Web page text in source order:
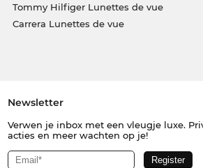
Tommy Hilfiger Lunettes de vue
Carrera Lunettes de vue
Newsletter
Verwen je inbox met een vleugje luxe.
acties en meer wachten op je!